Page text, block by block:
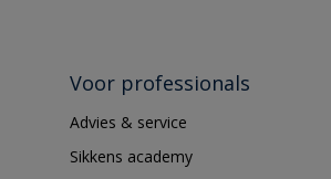
Voor professionals
Advies & service
Sikkens academy